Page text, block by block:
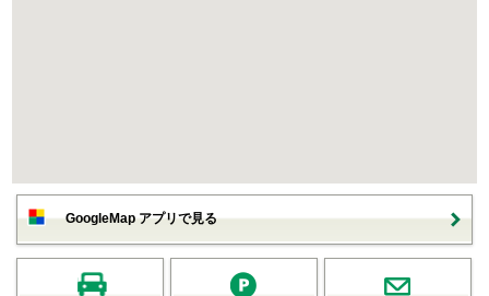
GoogleMap アプリで見る